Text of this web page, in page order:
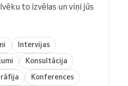
to izvēlas un viņi jūs
Intervijas
Konsultācija
Konferences